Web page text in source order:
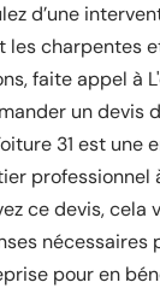
d’une
les charpentes
faite appel à
un devis
31 est
professionnel
ce devis,
nécessaires
pour en